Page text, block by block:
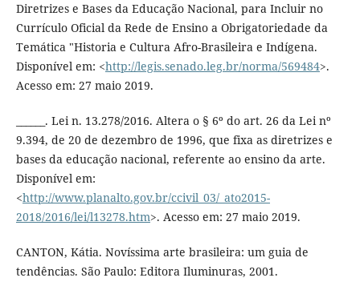
Diretrizes e Bases da Educação Nacional, para Incluir no
Currículo Oficial da Rede de Ensino a Obrigatoriedade da
Temática "Historia e Cultura Afro-Brasileira e Indígena.
Disponível em: <http://legis.senado.leg.br/norma/569484>.
Acesso em: 27 maio 2019.
______. Lei n. 13.278/2016. Altera o § 6º do art. 26 da Lei nº
9.394, de 20 de dezembro de 1996, que fixa as diretrizes e
bases da educação nacional, referente ao ensino da arte.
Disponível em:
<http://www.planalto.gov.br/ccivil_03/_ato2015-
2018/2016/lei/l13278.htm>. Acesso em: 27 maio 2019.
CANTON, Kátia. Novíssima arte brasileira: um guia de
tendências. São Paulo: Editora Iluminuras, 2001.